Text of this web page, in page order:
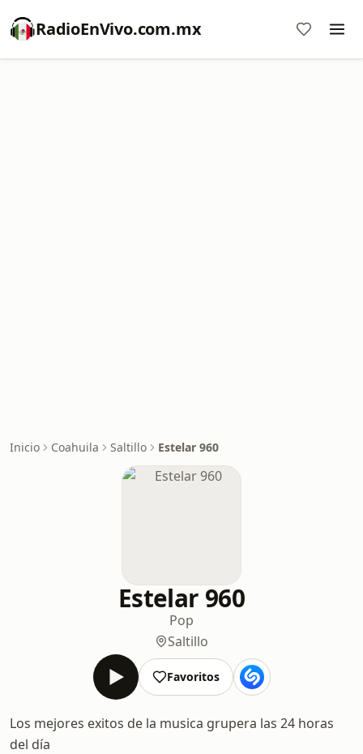
RadioEnVivo.com.mx
Inicio Coahuila Saltillo Estelar 960
Estelar 960
Pop
Saltillo
Favoritos
Los mejores exitos de la musica grupera las 24 horas
del día